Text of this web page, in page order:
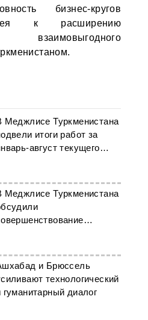
бизнес-кругов
к расширению
Меджлисе Туркменистана
итоги работ за
август текущего
Меджлисе Туркменистана
и Брюссель
технологический
гуманитарный диалог